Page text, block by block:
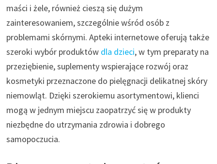
maści i żele, również cieszą się dużym
zainteresowaniem, szczególnie wśród osób z
problemami skórnymi. Apteki internetowe oferują także
szeroki wybór produktów dla dzieci, w tym preparaty na
przeziębienie, suplementy wspierające rozwój oraz
kosmetyki przeznaczone do pielęgnacji delikatnej skóry
niemowląt. Dzięki szerokiemu asortymentowi, klienci
mogą w jednym miejscu zaopatrzyć się w produkty
niezbędne do utrzymania zdrowia i dobrego
samopoczucia.